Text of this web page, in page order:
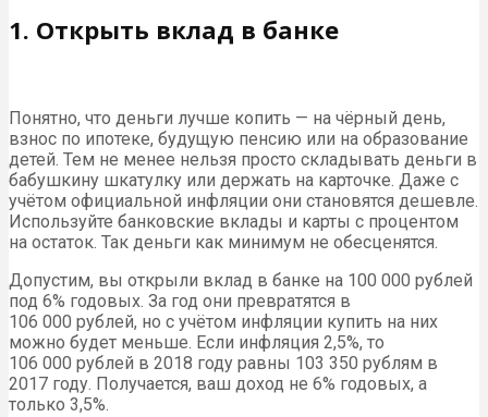
1. Открыть вклад в банке
Понятно, что деньги лучше копить — на чёрный день,
взнос по ипотеке, будущую пенсию или на образование
детей. Тем не менее нельзя просто складывать деньги в
бабушкину шкатулку или держать на карточке. Даже с
учётом официальной инфляции они становятся дешевле.
Используйте банковские вклады и карты с процентом
на остаток. Так деньги как минимум не обесценятся.
Допустим, вы открыли вклад в банке на 100 000 рублей
под 6% годовых. За год они превратятся в
106 000 рублей, но с учётом инфляции купить на них
можно будет меньше. Если инфляция 2,5%, то
106 000 рублей в 2018 году равны 103 350 рублям в
2017 году. Получается, ваш доход не 6% годовых, а
только 3,5%.